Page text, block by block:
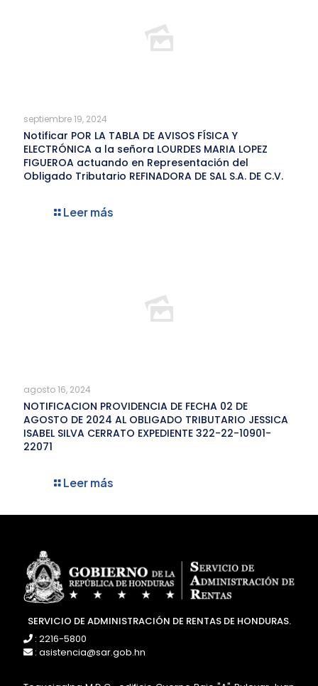
septiembre 19, 2024
Notificar POR LA TABLA DE AVISOS FÍSICA Y
ELECTRÓNICA a la señora LOURDES MARIA LOPEZ
FIGUEROA actuando en Representación del
Obligado Tributario REFINADORA DE SAL S.A. DE C.V.
Leer más
agosto 16, 2024
NOTIFICACION PROVIDENCIA DE FECHA 02 DE
AGOSTO DE 2024 AL OBLIGADO TRIBUTARIO JESSICA
ISABEL SILVA CERRATO EXPEDIENTE 322-22-10901-
22071
Leer más
SERVICIO DE ADMINISTRACIÓN DE RENTAS DE HONDURAS.
: 2216-5800
: asistencia@sar.gob.hn